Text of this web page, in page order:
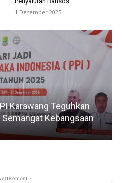
1 Desember 2025
Karawang Teguhkan
Kebangsaan
-